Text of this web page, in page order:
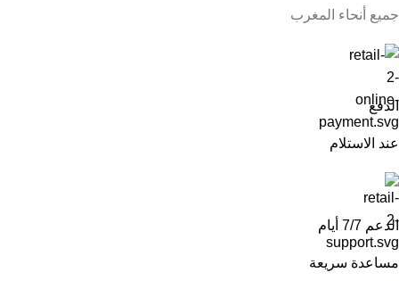
جميع أنحاء المغرب
الدفع
عند الاستلام
الدعم 7/7 أيام
مساعدة سريعة